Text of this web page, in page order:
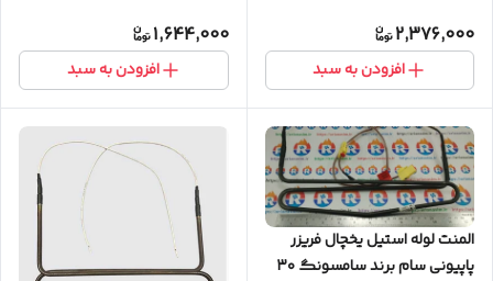
2,376,000
افزودن به سبد
1,644,000
افزودن به سبد
المنت لوله استیل یخچال فریزر
پاپیونی سام برند سامسونگ ۳۰